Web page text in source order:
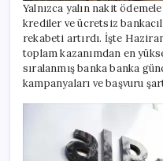
Yalnızca yalın nakit
krediler ve ücretsiz
rekabeti artırdı. İşte
toplam kazanımdan en
sıralanmış banka banka
kampanyaları ve başvuru